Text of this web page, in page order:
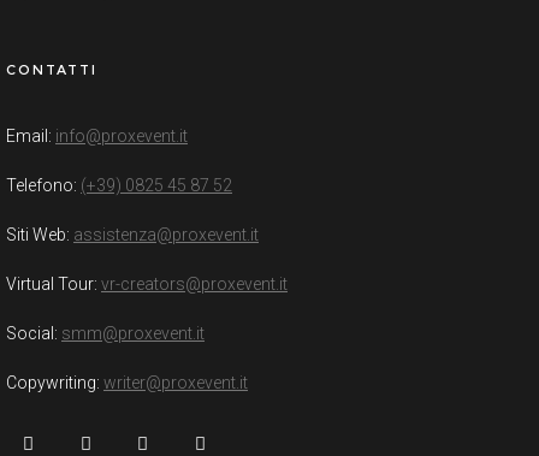
CONTATTI
Email: info@proxevent.it
Telefono: (+39) 0825 45 87 52
Siti Web: assistenza@proxevent.it
Virtual Tour: vr-creators@proxevent.it
Social: smm@proxevent.it
Copywriting: writer@proxevent.it